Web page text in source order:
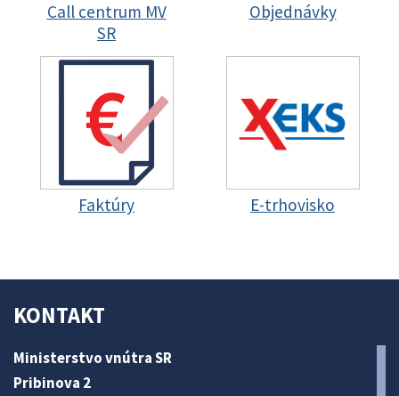
Call centrum MV
SR
Objednávky
Faktúry E-trhovisko
KONTAKT
Ministerstvo vnútra SR
Pribinova 2